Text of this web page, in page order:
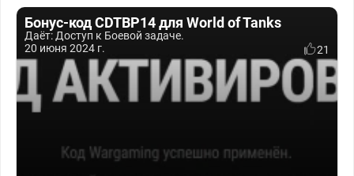
Бонус-код CDTBP14 для World of Tanks
Даёт: Доступ к Боевой задаче.
20 июня 2024 г.
21